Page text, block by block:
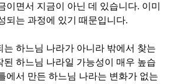
이면서 지금이 아닌 데 있습니다. 이미
되는 과정에 있기 때문입니다.
는 하느님 나라가 아니라 밖에서 찾는
된 하느님 나라일 가능성이 매우 높습
에서 만든 하느님 나라는 변화가 없는